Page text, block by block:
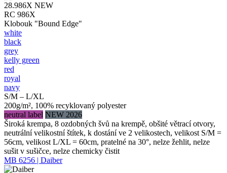
28.986X NEW
RC 986X
Klobouk "Bound Edge"
white
black
grey
kelly green
red
royal
navy
S/M – L/XL
200g/m², 100% recyklovaný polyester
neutral label NEW 2026
Široká krempa, 8 ozdobných švů na krempě, obšité větrací otvory,
neutrální velikostní štítek, k dostání ve 2 velikostech, velikost S/M =
56cm, velikost L/XL = 60cm, pratelné na 30°, nelze žehlit, nelze
sušit v sušičce, nelze chemicky čistit
MB 6256 | Daiber